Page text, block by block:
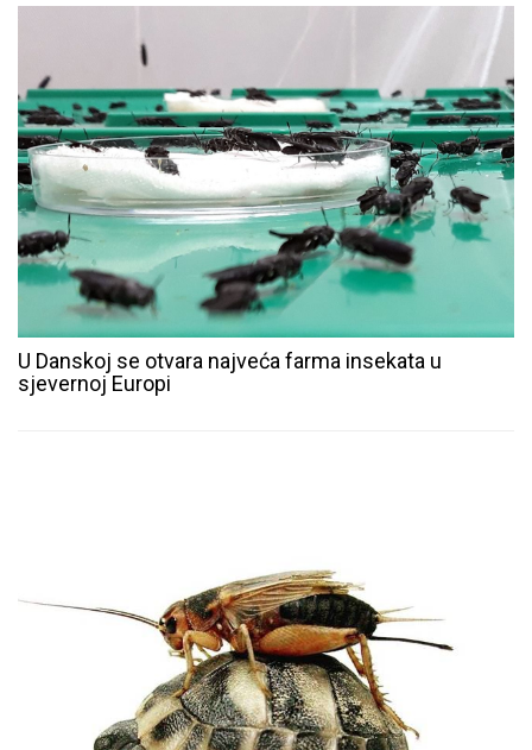
U Danskoj se otvara najveća farma insekata u
sjevernoj Europi